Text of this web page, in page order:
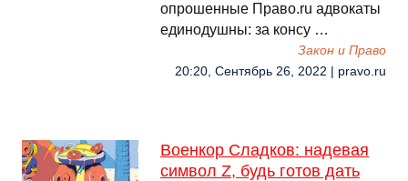
опрошенные Право.ru адвокаты
единодушны: за консу …
Закон и Право
20:20, Сентябрь 26, 2022 | pravo.ru
Военкор Сладков: надевая
символ Z, будь готов дать